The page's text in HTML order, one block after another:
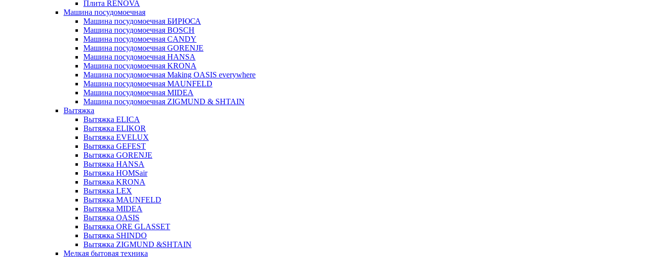
Плита RENOVA
Машина посудомоечная
Машина посудомоечная БИРЮСА
Машина посудомоечная BOSCH
Машина посудомоечная CANDY
Машина посудомоечная GORENJE
Машина посудомоечная HANSA
Машина посудомоечная KRONA
Машина посудомоечная Making OASIS everywhere
Машина посудомоечная MAUNFELD
Машина посудомоечная MIDEA
Машина посудомоечная ZIGMUND & SHTAIN
Вытяжка
Вытяжка ELICA
Вытяжка ELIKOR
Вытяжка EVELUX
Вытяжка GEFEST
Вытяжка GORENJE
Вытяжка HANSA
Вытяжка HOMSair
Вытяжка KRONA
Вытяжка LEX
Вытяжка MAUNFELD
Вытяжка MIDEA
Вытяжка OASIS
Вытяжка ORE GLASSET
Вытяжка SHINDO
Вытяжка ZIGMUND &SHTAIN
Мелкая бытовая техника